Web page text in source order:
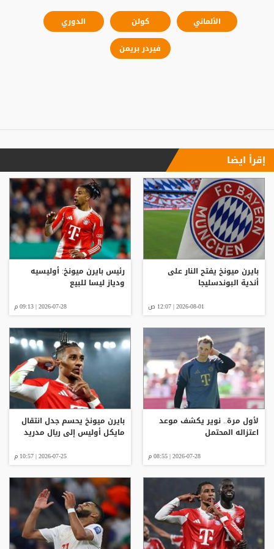
الألماني كولن
الدوري
فيردر بريمن
إقرأ ايضا
بايرن ميونخ يفتح النار على
أندية البوندسليجا
2026-08-01 | 12:07 ص
رئيس بايرن ميونخ: أوليسيه
ودياز ليسا للبيع
2026-07-28 | 09:13 م
لأول مرة.. نوير يكشف موعد
اعتزاله المحتمل
2026-07-28 | 08:55 م
بايرن ميونخ يحسم جدل انتقال
مايكل أوليس إلى ريال مدريد
2026-07-25 | 10:57 م